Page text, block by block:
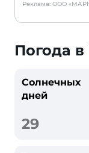
Реклама: ООО
Погода в
Солнечных
дней
29